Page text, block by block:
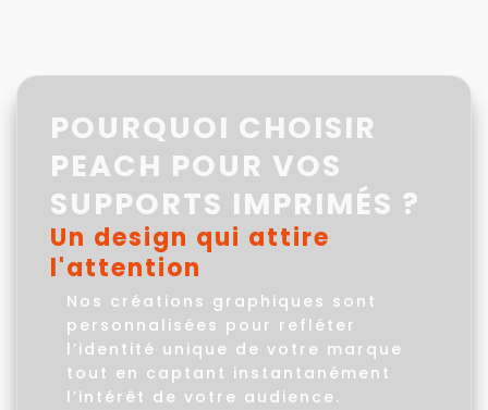
POURQUOI CHOISIR
PEACH POUR VOS
SUPPORTS IMPRIMÉS ?
Un design qui attire
l'attention
Nos créations graphiques sont
personnalisées pour refléter
l’identité unique de votre marque
tout en captant instantanément
l’intérêt de votre audience.